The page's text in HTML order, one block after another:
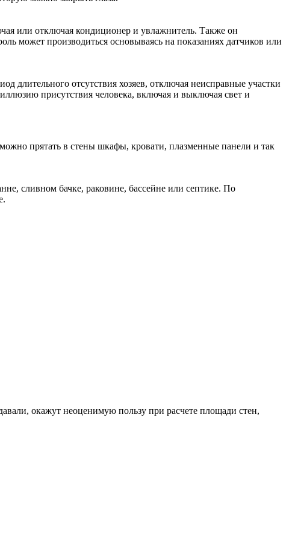
или отключая кондиционер и увлажнитель. Также он
может производиться основываясь на показаниях датчиков или
отсутствия хозяев, отключая неисправные участки
присутствия человека, включая и выключая свет и
прятать в стены шкафы, кровати, плазменные панели и так
сливном бачке, раковине, бассейне или септике. По
окажут неоценимую пользу при расчете площади стен,